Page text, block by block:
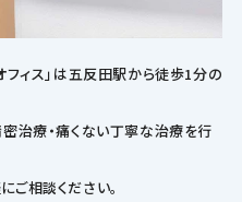
フィス」は五反田駅から徒歩1分の
治療・痛くない丁寧な治療を行
相談ください。